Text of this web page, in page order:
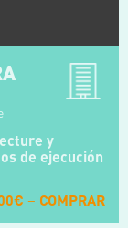
y
de ejecución
– COMPRAR